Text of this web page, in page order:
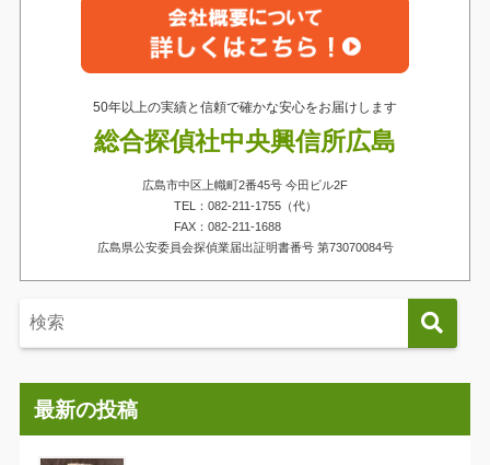
50年以上の実績と信頼で確かな安心をお届けします
総合探偵社中央興信所広島
広島市中区上幟町2番45号 今田ビル2F
TEL：082-211-1755（代）
FAX：082-211-1688
広島県公安委員会探偵業届出証明書番号 第73070084号
最新の投稿